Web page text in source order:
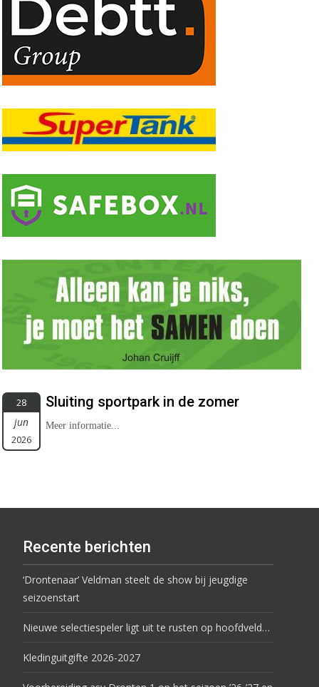
28
jun
2026
Sluiting sportpark in de zomer
Meer informatie...
Recente berichten
‘Drontenaar’ Veldman steelt de show bij jeugdige
seizoenstart
Nieuwe selectiespeler ligt uit te rusten op hoofdveld…
Kledinguitgifte 2026-2027